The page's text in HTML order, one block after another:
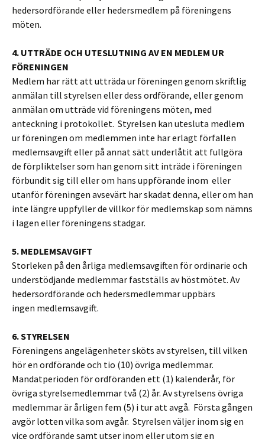
hedersordförande eller hedersmedlem på föreningens
möten.
4. UTTRÄDE OCH UTESLUTNING AV EN MEDLEM UR
FÖRENINGEN
Medlem har rätt att utträda ur föreningen genom skriftlig
anmälan till styrelsen eller dess ordförande, eller genom
anmälan om utträde vid föreningens möten, med
anteckning i protokollet. Styrelsen kan utesluta medlem
ur föreningen om medlemmen inte har erlagt förfallen
medlemsavgift eller på annat sätt underlåtit att fullgöra
de förpliktelser som han genom sitt inträde i föreningen
förbundit sig till eller om hans uppförande inom eller
utanför föreningen avsevärt har skadat denna, eller om han
inte längre uppfyller de villkor för medlemskap som nämns
i lagen eller föreningens stadgar.
5. MEDLEMSAVGIFT
Storleken på den årliga medlemsavgiften för ordinarie och
understödjande medlemmar fastställs av höstmötet. Av
hedersordförande och hedersmedlemmar uppbärs
ingen medlemsavgift.
6. STYRELSEN
Föreningens angelägenheter sköts av styrelsen, till vilken
hör en ordförande och tio (10) övriga medlemmar.
Mandatperioden för ordföranden ett (1) kalenderår, för
övriga styrelsemedlemmar två (2) år. Av styrelsens övriga
medlemmar är årligen fem (5) i tur att avgå. Första gången
avgör lotten vilka som avgår. Styrelsen väljer inom sig en
vice ordförande samt utser inom eller utom sig en